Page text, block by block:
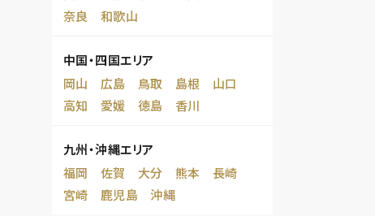
奈良
和歌山
中国・四国エリア
岡山
広島 鳥取 島根
山口
高知
愛媛 徳島 香川
九州・沖縄エリア
福岡
佐賀 大分 熊本
長崎
宮崎
鹿児島 沖縄